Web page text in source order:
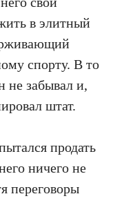
в элитный
спорту. В то
не забывал и,
штат.
продать
ничего не
переговоры